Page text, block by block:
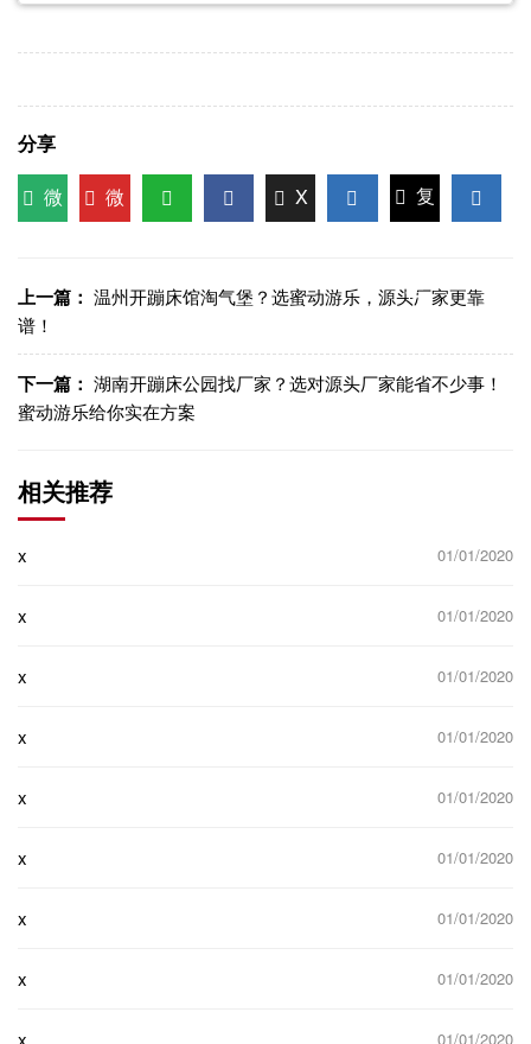
分享
微
微
X
复
接
上一篇： 温州开蹦床馆淘气堡？选蜜动游乐，源头厂家更靠
谱！
下一篇： 湖南开蹦床公园找厂家？选对源头厂家能省不少事！
蜜动游乐给你实在方案
相关推荐
x 01/01/2020
x 01/01/2020
x 01/01/2020
x 01/01/2020
x 01/01/2020
x 01/01/2020
x 01/01/2020
x 01/01/2020
x 01/01/2020